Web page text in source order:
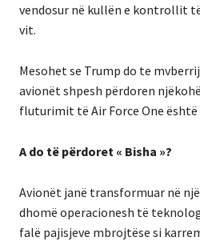
vendosur në kullën e kontrollit
vit.
Mesohet se Trump do te
avionët shpesh përdoren
fluturimit të Air Force One
A do të përdoret « Bisha »?
Avionët janë transformuar në
dhomë operacionesh të
falë pajisjeve mbrojtëse si